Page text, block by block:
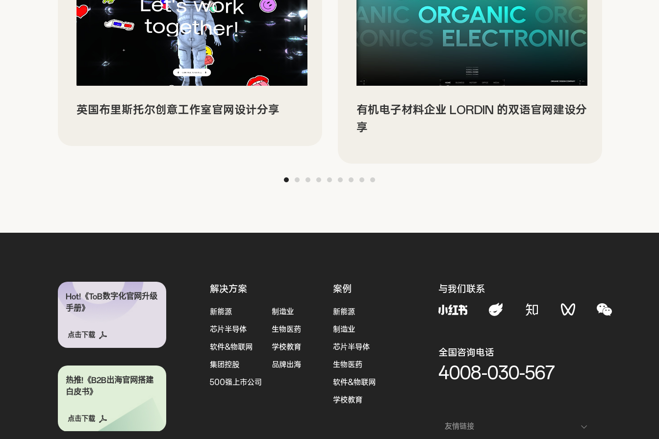
有机电子材料企业 LORDIN 的双语官网建设分
ORBYT 多场景沉浸式数字文化场馆网站设计
分享
Hot!《ToB数字化官网升级
手册》
点击下载
热推!《B2B出海官网搭建
白皮书》
点击下载
解决方案
新能源
制造业
芯片半导体
生物医药
软件&物联网
学校教育
集团控股
品牌出海
500强上市公司
案例
新能源
制造业
芯片半导体
生物医药
软件&物联网
学校教育
与我们联系
全国咨询电话
4008-030-567
友情链接